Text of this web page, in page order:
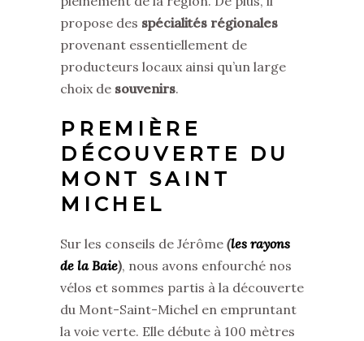
propose des spécialités régionales
provenant essentiellement de
producteurs locaux ainsi qu’un large
choix de souvenirs.
PREMIÈRE
DÉCOUVERTE DU
MONT SAINT
MICHEL
Sur les conseils de Jérôme (les rayons
de la Baie), nous avons enfourché nos
vélos et sommes partis à la découverte
du Mont-Saint-Michel en empruntant
la voie verte. Elle débute à 100 mètres